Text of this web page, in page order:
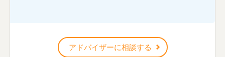
アドバイザーに相談する